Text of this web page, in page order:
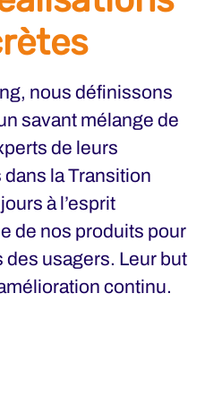
nous définissons
savant mélange de
de leurs
la Transition
à l’esprit
de nos produits pour
usagers. Leur but
continu.